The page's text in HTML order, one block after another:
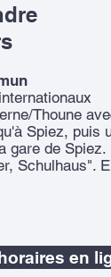
Thoune
Spiez, puis
gare de Spiez.
Schulhaus".
en